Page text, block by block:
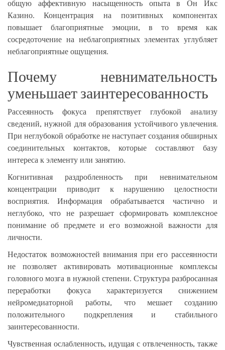
общую аффективную насыщенность опыта в Он Икс
Казино. Концентрация на позитивных компонентах
повышает благоприятные эмоции, в то время как
сосредоточение на неблагоприятных элементах углубляет
неблагоприятные ощущения.
Почему невнимательность
уменьшает заинтересованность
Рассеянность фокуса препятствует глубокой анализу
сведений, нужной для образования устойчивого увлечения.
При неглубокой обработке не наступает создания обширных
соединительных контактов, которые составляют базу
интереса к элементу или занятию.
Когнитивная раздробленность при невнимательном
концентрации приводит к нарушению целостности
восприятия. Информация обрабатывается частично и
неглубоко, что не разрешает сформировать комплексное
понимание об предмете и его возможной важности для
личности.
Недостаток возможностей внимания при его рассеянности
не позволяет активировать мотивационные комплексы
головного мозга в нужной степени. Структура разбросанная
переработки фокуса характеризуется снижением
нейромедиаторной работы, что мешает созданию
положительного подкрепления и стабильного
заинтересованности.
Чувственная ослабленность, идущая с отвлеченность, также